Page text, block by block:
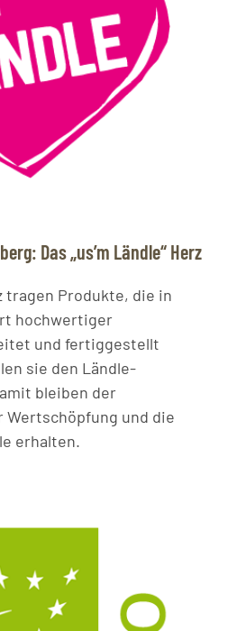
Das „us’m Ländle“ Herz
tragen Produkte, die in
hochwertiger
und fertiggestellt
sie den Ländle-
bleiben der
Wertschöpfung und die
erhalten.